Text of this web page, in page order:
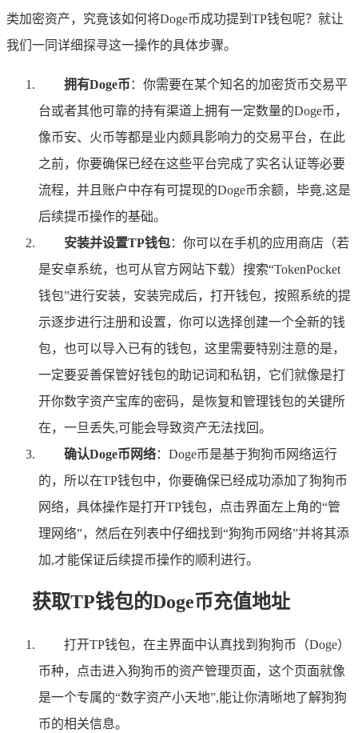
类加密资产，究竟该如何将Doge币成功提到TP钱包呢？就让
我们一同详细探寻这一操作的具体步骤。
拥有Doge币 ：你需要在某个知名的加密货币交易平
台或者其他可靠的持有渠道上拥有一定数量的Doge币，
像币安、火币等都是业内颇具影响力的交易平台，在此
之前，你要确保已经在这些平台完成了实名认证等必要
流程，并且账户中存有可提现的Doge币余额，毕竟,这是
后续提币操作的基础。
安装并设置TP钱包：你可以在手机的应用商店（若
是安卓系统，也可从官方网站下载）搜索“TokenPocket
钱包”进行安装，安装完成后，打开钱包，按照系统的提
示逐步进行注册和设置，你可以选择创建一个全新的钱
包，也可以导入已有的钱包，这里需要特别注意的是，
一定要妥善保管好钱包的助记词和私钥，它们就像是打
开你数字资产宝库的密码，是恢复和管理钱包的关键所
在，一旦丢失,可能会导致资产无法找回。
确认Doge币网络：Doge币是基于狗狗币网络运行
的，所以在TP钱包中，你要确保已经成功添加了狗狗币
网络，具体操作是打开TP钱包，点击界面左上角的“管
理网络”，然后在列表中仔细找到“狗狗币网络”并将其添
加,才能保证后续提币操作的顺利进行。
获取TP钱包的Doge币充值地址
打开TP钱包，在主界面中认真找到狗狗币（Doge）
币种，点击进入狗狗币的资产管理页面，这个页面就像
是一个专属的“数字资产小天地”,能让你清晰地了解狗狗
币的相关信息。